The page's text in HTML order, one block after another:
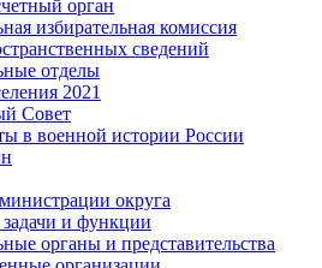
орган
избирательная комиссия
сведений
отделы
2021
Совет
в военной истории России
округа
и функции
органы и представительства